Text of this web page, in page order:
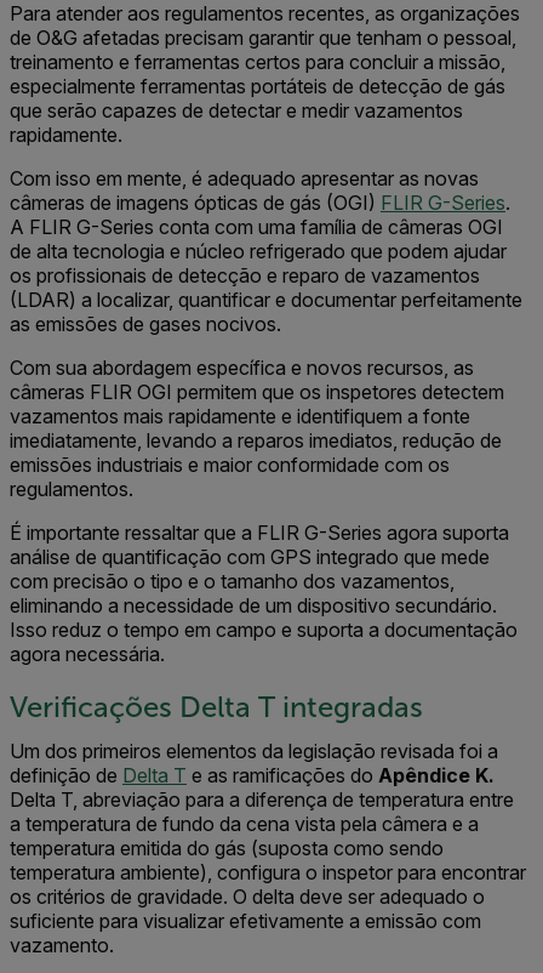
Para atender aos regulamentos recentes, as organizações
de O&G afetadas precisam garantir que tenham o pessoal,
treinamento e ferramentas certos para concluir a missão,
especialmente ferramentas portáteis de detecção de gás
que serão capazes de detectar e medir vazamentos
rapidamente.
Com isso em mente, é adequado apresentar as novas
câmeras de imagens ópticas de gás (OGI) FLIR G-Series.
A FLIR G-Series conta com uma família de câmeras OGI
de alta tecnologia e núcleo refrigerado que podem ajudar
os profissionais de detecção e reparo de vazamentos
(LDAR) a localizar, quantificar e documentar perfeitamente
as emissões de gases nocivos.
Com sua abordagem específica e novos recursos, as
câmeras FLIR OGI permitem que os inspetores detectem
vazamentos mais rapidamente e identifiquem a fonte
imediatamente, levando a reparos imediatos, redução de
emissões industriais e maior conformidade com os
regulamentos.
É importante ressaltar que a FLIR G-Series agora suporta
análise de quantificação com GPS integrado que mede
com precisão o tipo e o tamanho dos vazamentos,
eliminando a necessidade de um dispositivo secundário.
Isso reduz o tempo em campo e suporta a documentação
agora necessária.
Verificações Delta T integradas
Um dos primeiros elementos da legislação revisada foi a
definição de Delta T e as ramificações do Apêndice K.
Delta T, abreviação para a diferença de temperatura entre
a temperatura de fundo da cena vista pela câmera e a
temperatura emitida do gás (suposta como sendo
temperatura ambiente), configura o inspetor para encontrar
os critérios de gravidade. O delta deve ser adequado o
suficiente para visualizar efetivamente a emissão com
vazamento.